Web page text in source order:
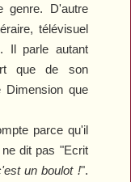
genre. D'autre
télévisuel
Il parle autant
que de son
Dimension que
parce qu'il
dit pas "Ecrit
un boulot !".